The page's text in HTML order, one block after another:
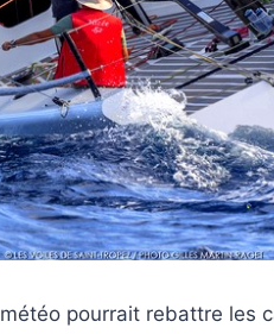
pourrait rebattre les